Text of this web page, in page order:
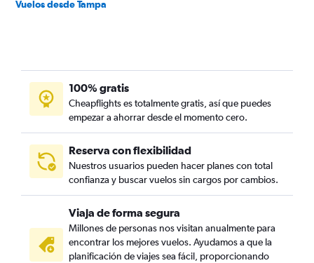
Vuelos desde Tampa
100% gratis
Cheapflights es totalmente gratis, así que puedes
empezar a ahorrar desde el momento cero.
Reserva con flexibilidad
Nuestros usuarios pueden hacer planes con total
confianza y buscar vuelos sin cargos por cambios.
Viaja de forma segura
Millones de personas nos visitan anualmente para
encontrar los mejores vuelos. Ayudamos a que la
planificación de viajes sea fácil, proporcionando